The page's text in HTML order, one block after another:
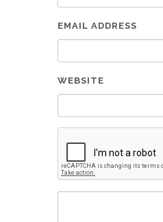
EMAIL ADDRESS
WEBSITE